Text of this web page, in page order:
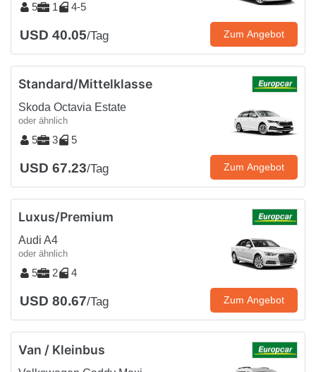
5 1 4-5
USD 40.05/Tag Zum Angebot
Standard/Mittelklasse
Skoda Octavia Estate
oder ähnlich
5 3 5
USD 67.23/Tag Zum Angebot
Luxus/Premium
Audi A4
oder ähnlich
5 2 4
USD 80.67/Tag Zum Angebot
Van / Kleinbus